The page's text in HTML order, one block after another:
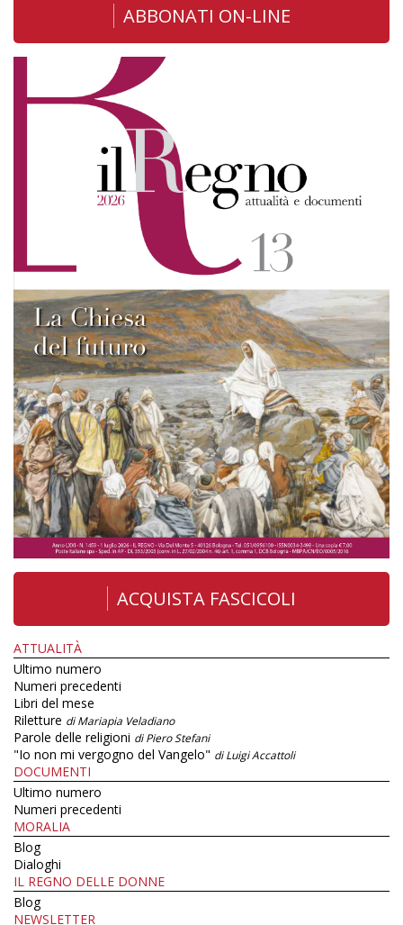
ABBONATI ON-LINE
ACQUISTA FASCICOLI
ATTUALITÀ
Ultimo numero
Numeri precedenti
Libri del mese
Riletture di Mariapia Veladiano
Parole delle religioni di Piero Stefani
"Io non mi vergogno del Vangelo" di Luigi Accattoli
DOCUMENTI
Ultimo numero
Numeri precedenti
MORALIA
Blog
Dialoghi
IL REGNO DELLE DONNE
Blog
NEWSLETTER